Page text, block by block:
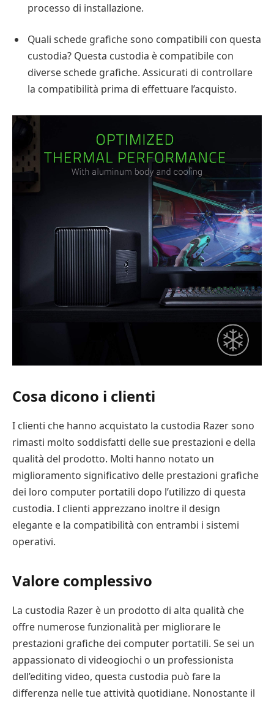
processo di installazione.
Quali schede grafiche sono compatibili con questa
custodia? Questa custodia è compatibile con
diverse schede grafiche. Assicurati di controllare
la compatibilità prima di effettuare l’acquisto.
Cosa dicono i clienti
I clienti che hanno acquistato la custodia Razer sono
rimasti molto soddisfatti delle sue prestazioni e della
qualità del prodotto. Molti hanno notato un
miglioramento significativo delle prestazioni grafiche
dei loro computer portatili dopo l’utilizzo di questa
custodia. I clienti apprezzano inoltre il design
elegante e la compatibilità con entrambi i sistemi
operativi.
Valore complessivo
La custodia Razer è un prodotto di alta qualità che
offre numerose funzionalità per migliorare le
prestazioni grafiche dei computer portatili. Se sei un
appassionato di videogiochi o un professionista
dell’editing video, questa custodia può fare la
differenza nelle tue attività quotidiane. Nonostante il